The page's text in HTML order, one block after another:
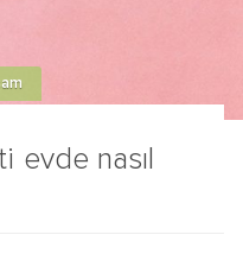
evde nasıl